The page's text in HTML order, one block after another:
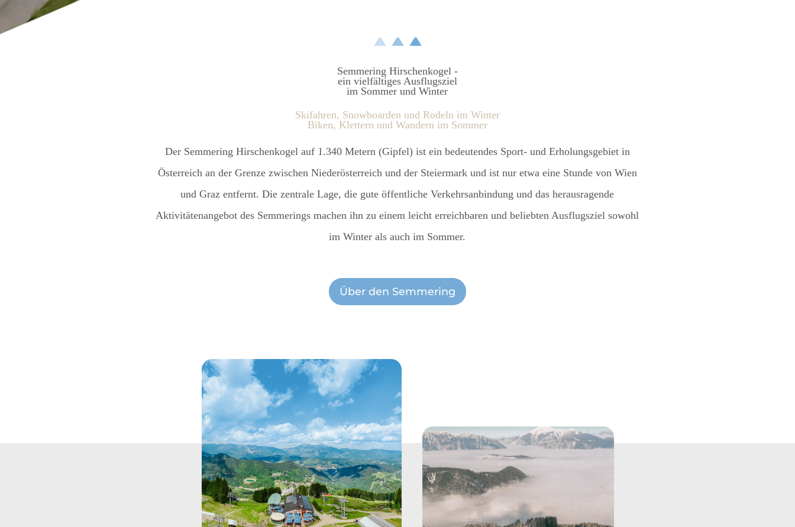
Semmering Hirschenkogel -
ein vielfältiges Ausflugsziel
im Sommer und Winter
Skifahren, Snowboarden und Rodeln im Winter
Biken, Klettern und Wandern im Sommer
Der Semmering Hirschenkogel auf 1.340 Metern (Gipfel) ist ein bedeutendes Sport- und Erholungsgebiet in
Österreich an der Grenze zwischen Niederösterreich und der Steiermark und ist nur etwa eine Stunde von Wien
und Graz entfernt. Die zentrale Lage, die gute öffentliche Verkehrsanbindung und das herausragende
Aktivitätenangebot des Semmerings machen ihn zu einem leicht erreichbaren und beliebten Ausflugsziel sowohl
im Winter als auch im Sommer.
Über den Semmering